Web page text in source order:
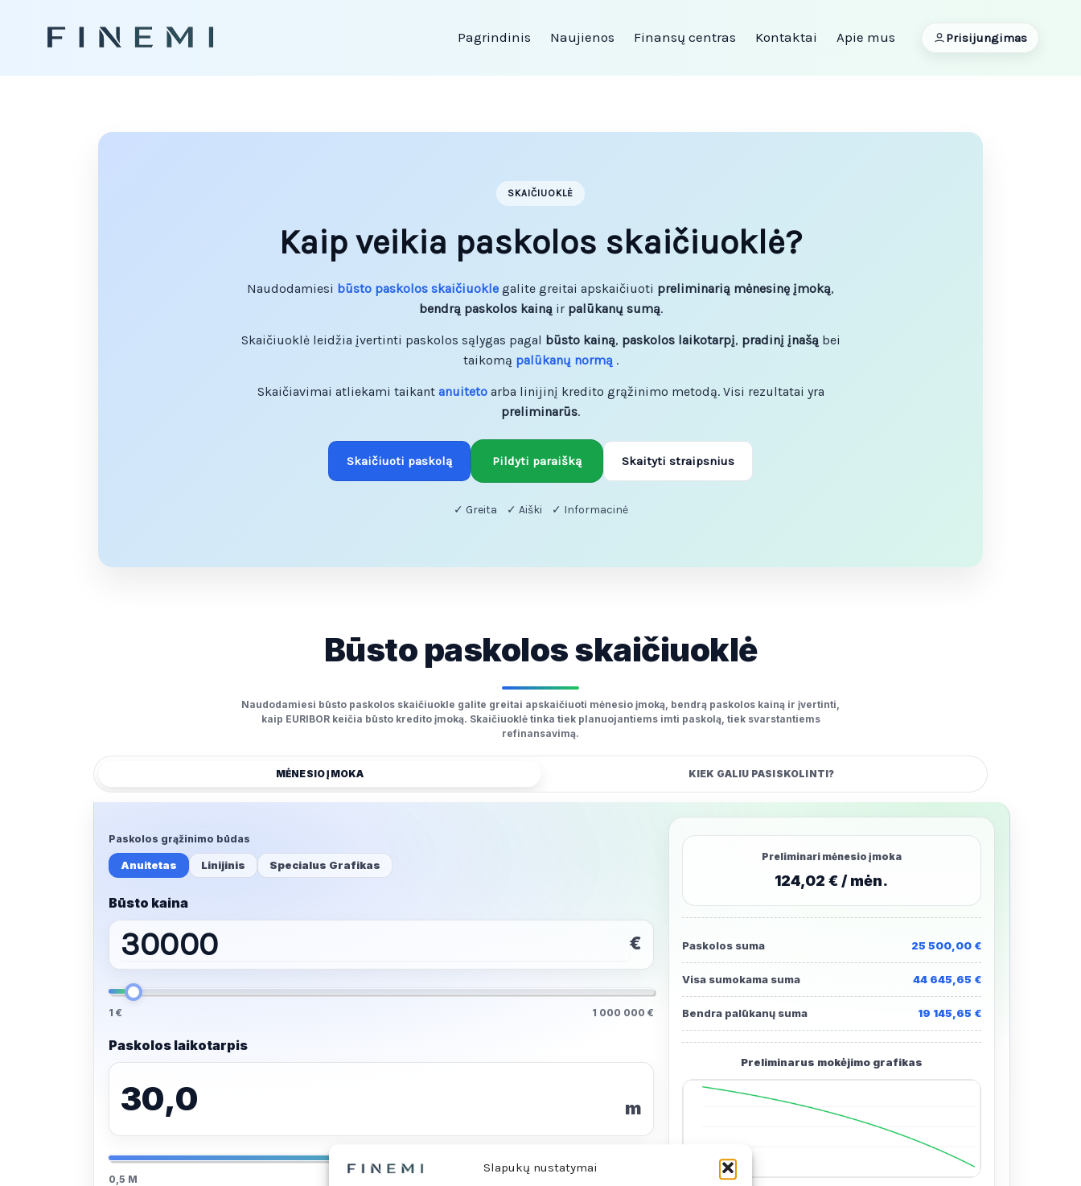
Slapukų nustatymai
Pagrindinis Naujienos Finansų centras Kontaktai Apie mus Prisijungimas
SKAIČIUOKLĖ
Kaip veikia paskolos skaičiuoklė?
Naudodamiesi būsto paskolos skaičiuokle galite greitai apskaičiuoti preliminarią mėnesinę įmoką,
bendrą paskolos kainąir palūkanų sumą.
Skaičiuoklė leidžia įvertinti paskolos sąlygas pagal būsto kainą, paskolos laikotarpį, pradinį įnašąbei
taikomą palūkanų normą .
Skaičiavimai atliekami taikant anuiteto arba linijinį kredito grąžinimo metodą. Visi rezultatai yra
preliminarūs.
Skaičiuoti paskolą Pildyti paraišką Skaityti straipsnius
✓ Greita ✓ Aiški ✓ Informacinė
Būsto paskolos skaičiuoklė
Naudodamiesi būsto paskolos skaičiuokle galite greitai apskaičiuoti mėnesio įmoką, bendrą paskolos kainą ir įvertinti,
kaip EURIBOR keičia būsto kredito įmoką. Skaičiuoklė tinka tiek planuojantiems imti paskolą, tiek svarstantiems
refinansavimą.
MĖNESIO ĮMOKA KIEK GALIU PASISKOLINTI?
Paskolos grąžinimo būdas
Anuitetas Linijinis Specialus Grafikas
Būsto kaina
€
1 € 1 000 000 €
Paskolos laikotarpis
30,0 m
0,5 M
Preliminari mėnesio įmoka
124,02 € / mėn.
Paskolos suma 25 500,00 €
Visa sumokama suma 44 645,65 €
Bendra palūkanų suma 19 145,65 €
Preliminarus mokėjimo grafikas